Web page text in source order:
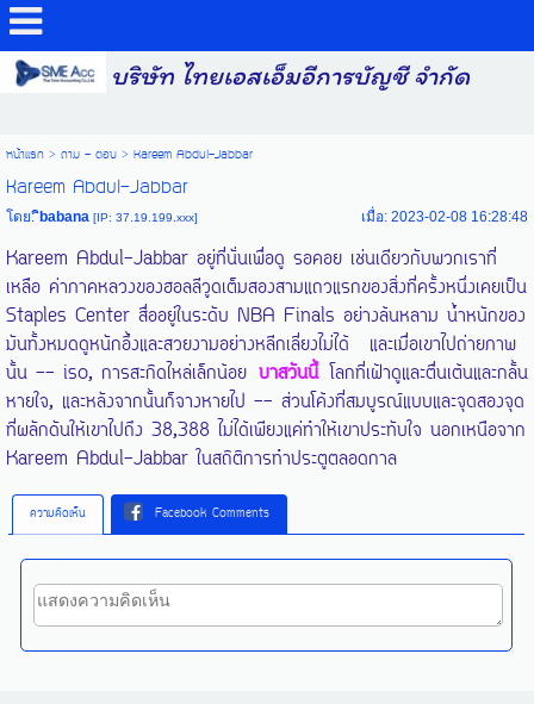
บริษัท ไทยเอสเอ็มอีการบัญชี จำกัด
หน้าแรก> ถาม - ตอบ> Kareem Abdul-Jabbar
Kareem Abdul-Jabbar
โดย:ิbabana [IP: 37.19.199.xxx] เมื่อ: 2023-02-08 16:28:48
Kareem Abdul-Jabbar อยู่ที่นั่นเพื่อดู รอคอย เช่นเดียวกับพวกเราที่
เหลือ ค่าภาคหลวงของฮอลลีวูดเต็มสองสามแถวแรกของสิ่งที่ครั้งหนึ่งเคยเป็น
Staples Center สื่ออยู่ในระดับ NBA Finals อย่างล้นหลาม น้ำหนักของ
มันทั้งหมดดูหนักอึ้งและสวยงามอย่างหลีกเลี่ยงไม่ได้ และเมื่อเขาไปถ่ายภาพ
นั้น -- iso, การสะกิดไหล่เล็กน้อย บาสวันนี้โลกที่เฝ้าดูและตื่นเต้นและกลั้น
หายใจ, และหลังจากนั้นก็จางหายไป -- ส่วนโค้งที่สมบูรณ์แบบและจุดสองจุด
ที่ผลักดันให้เขาไปถึง 38,388 ไม่ได้เพียงแค่ทำให้เขาประทับใจ นอกเหนือจาก
Kareem Abdul-Jabbar ในสถิติการทำประตูตลอดกาล
ความคิดเห็น Facebook Comments